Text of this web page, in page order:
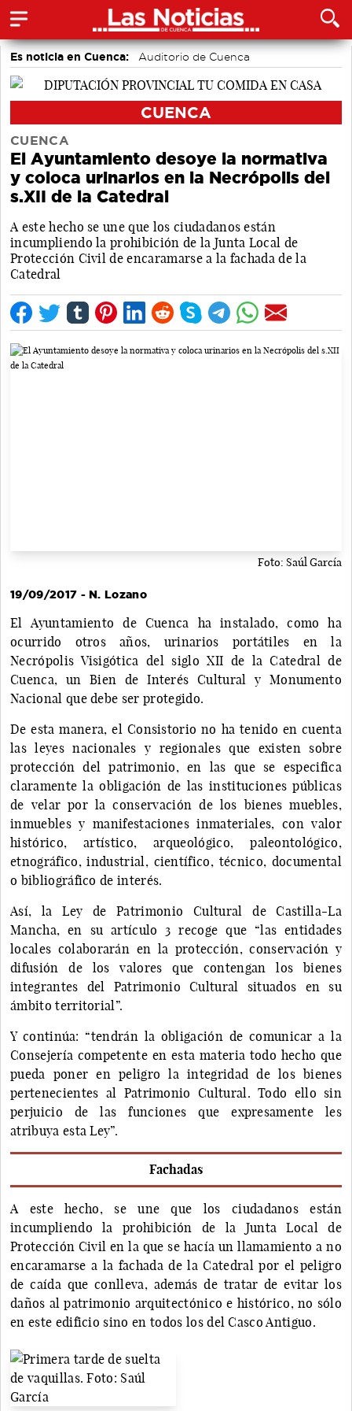
Es noticia en Cuenca: Auditorio de Cuenca
CUENCA
CUENCA
El Ayuntamiento desoye la normativa
y coloca urinarios en la Necrópolis del
s.XII de la Catedral
A este hecho se une que los ciudadanos están
incumpliendo la prohibición de la Junta Local de
Protección Civil de encaramarse a la fachada de la
Catedral
Foto: Saúl García
19/09/2017 - N. Lozano
El Ayuntamiento de Cuenca ha instalado, como ha
ocurrido otros años, urinarios portátiles en la
Necrópolis Visigótica del siglo XII de la Catedral de
Cuenca, un Bien de Interés Cultural y Monumento
Nacional que debe ser protegido.
De esta manera, el Consistorio no ha tenido en cuenta
las leyes nacionales y regionales que existen sobre
protección del patrimonio, en las que se especifica
claramente la obligación de las instituciones públicas
de velar por la conservación de los bienes muebles,
inmuebles y manifestaciones inmateriales, con valor
histórico, artístico, arqueológico, paleontológico,
etnográfico, industrial, científico, técnico, documental
o bibliográfico de interés.
Así, la Ley de Patrimonio Cultural de Castilla-La
Mancha, en su artículo 3 recoge que “las entidades
locales colaborarán en la protección, conservación y
difusión de los valores que contengan los bienes
integrantes del Patrimonio Cultural situados en su
ámbito territorial”.
Y continúa: “tendrán la obligación de comunicar a la
Consejería competente en esta materia todo hecho que
pueda poner en peligro la integridad de los bienes
pertenecientes al Patrimonio Cultural. Todo ello sin
perjuicio de las funciones que expresamente les
atribuya esta Ley”.
Fachadas
A este hecho, se une que los ciudadanos están
incumpliendo la prohibición de la Junta Local de
Protección Civil en la que se hacía un llamamiento a no
encaramarse a la fachada de la Catedral por el peligro
de caída que conlleva, además de tratar de evitar los
daños al patrimonio arquitectónico e histórico, no sólo
en este edificio sino en todos los del Casco Antiguo.